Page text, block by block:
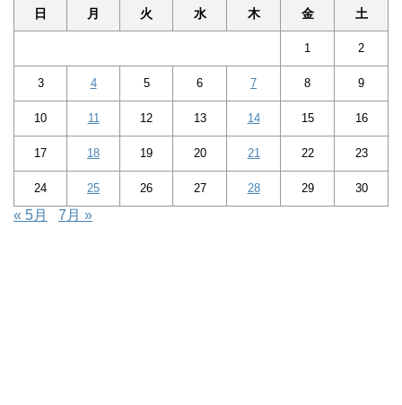
日 月 火 水 木 金 土
1 2
3 4 5 6 7 8 9
10 11 12 13 14 15 16
17 18 19 20 21 22 23
24 25 26 27 28 29 30
« 5月 7月 »